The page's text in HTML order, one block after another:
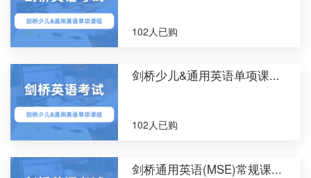
102人已购
剑桥少儿&通用英语单项课...
102人已购
剑桥通用英语(MSE)常规课...